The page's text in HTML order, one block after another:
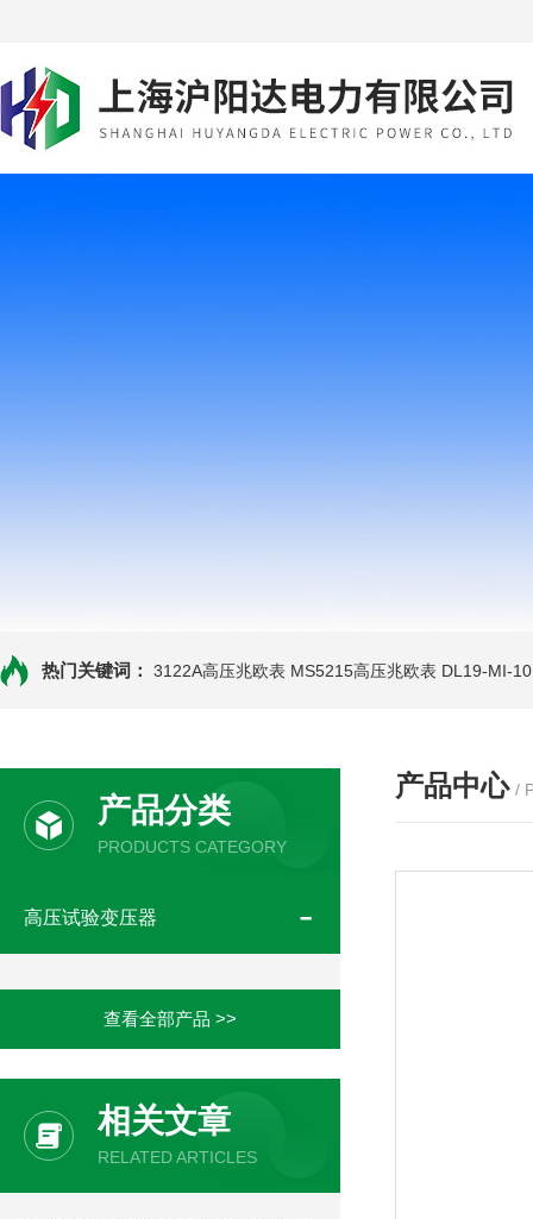
热门关键词： 3122A高压兆欧表 MS5215高压兆欧表 DL19-MI-
产品分类
PRODUCTS CATEGORY
高压试验变压器
查看全部产品 >>
相关文章
RELATED ARTICLES
产品中心 /